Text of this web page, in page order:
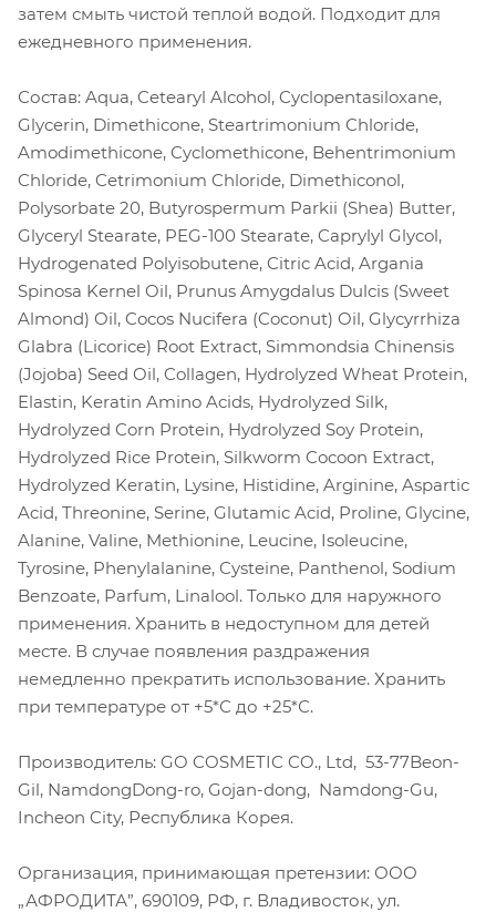
затем смыть чистой теплой водой. Подходит для
ежедневного применения.
Состав: Aqua, Cetearyl Alcohol, Cyclopentasiloxane,
Glycerin, Dimethicone, Steartrimonium Chloride,
Amodimethicone, Cyclomethicone, Behentrimonium
Chloride, Cetrimonium Chloride, Dimethiconol,
Polysorbate 20, Butyrospermum Parkii (Shea) Butter,
Glyceryl Stearate, PEG-100 Stearate, Caprylyl Glycol,
Hydrogenated Polyisobutene, Citric Acid, Argania
Spinosa Kernel Oil, Prunus Amygdalus Dulcis (Sweet
Almond) Oil, Cocos Nucifera (Coconut) Oil, Glycyrrhiza
Glabra (Licorice) Root Extract, Simmondsia Chinensis
(Jojoba) Seed Oil, Collagen, Hydrolyzed Wheat Protein,
Elastin, Keratin Amino Acids, Hydrolyzed Silk,
Hydrolyzed Corn Protein, Hydrolyzed Soy Protein,
Hydrolyzed Rice Protein, Silkworm Cocoon Extract,
Hydrolyzed Keratin, Lysine, Histidine, Arginine, Aspartic
Acid, Threonine, Serine, Glutamic Acid, Proline, Glycine,
Alanine, Valine, Methionine, Leucine, Isoleucine,
Tyrosine, Phenylalanine, Cysteine, Panthenol, Sodium
Benzoate, Parfum, Linalool. Только для наружного
применения. Хранить в недоступном для детей
месте. В случае появления раздражения
немедленно прекратить использование. Хранить
при температуре от +5*С до +25*С.
Производитель: GO COSMETIC CO., Ltd, 53-77Beon-
Gil, NamdongDong-ro, Gojan-dong, Namdong-Gu,
Incheon City, Республика Корея.
Организация, принимающая претензии: ООО
„АФРОДИТА”, 690109, РФ, г. Владивосток, ул.